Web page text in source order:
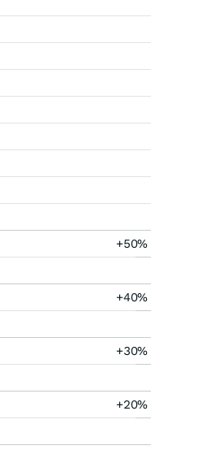
+50%
+40%
+30%
+20%